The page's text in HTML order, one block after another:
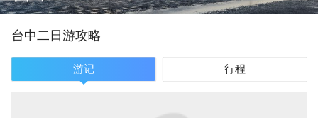
台中二 日游攻略
游记 行程